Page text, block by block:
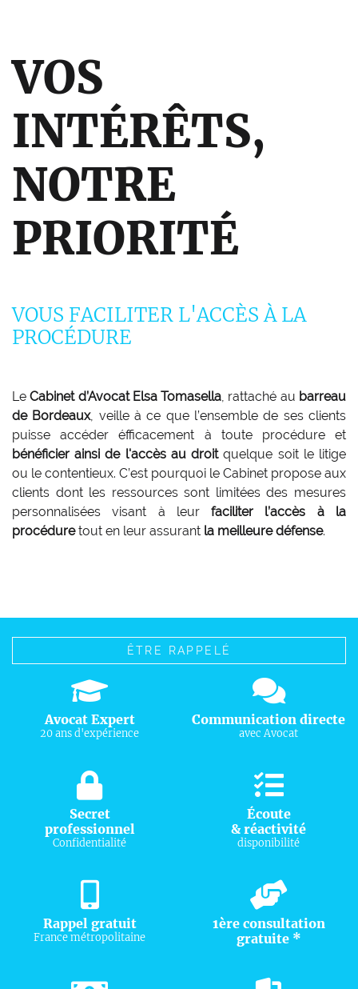
VOS
INTÉRÊTS,
NOTRE
PRIORITÉ
VOUS FACILITER L'ACCÈS À LA
PROCÉDURE
LeCabinet d’Avocat Elsa Tomasella, rattaché au barreau
de Bordeaux, veille à ce que l’ensemble de ses clients
puisse accéder éfficacement à toute procédure et
bénéficier ainsi de l'accès au droitquelque soit le litige
ou le contentieux. C’est pourquoi le Cabinet propose aux
clients dont les ressources sont limitées des mesures
personnalisées visant à leurfaciliter l’accès à la
procéduretout en leur assurant la meilleure défense.
ÊTRE RAPPELÉ
Avocat Expert
20 ans d'expérience
Communication directe
avec Avocat
Secret
professionnel
Confidentialité
Écoute
& réactivité
disponibilité
Rappel gratuit
France métropolitaine
1ère consultation
gratuite *